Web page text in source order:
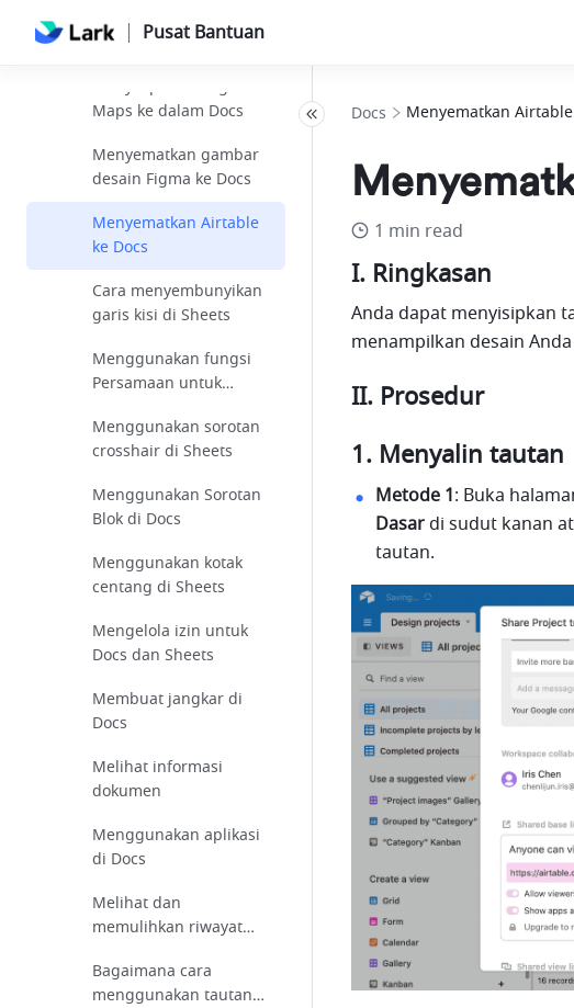
Pusat Bantuan
Menyisipkan video
YouTube ke dalam Docs
Menyisipkan Google
Maps ke dalam Docs
Menyematkan gambar
desain Figma ke Docs
Menyematkan Airtable
ke Docs
Cara menyembunyikan
garis kisi di Sheets
Menggunakan fungsi
Persamaan untuk
dalam Docs
Menggunakan sorotan
crosshair di Sheets
Menggunakan Sorotan
Blok di Docs
Menggunakan kotak
centang di Sheets
Mengelola izin untuk
Docs dan Sheets
Membuat jangkar di
Docs
Melihat informasi
dokumen
Menggunakan aplikasi
di Docs
Melihat dan
memulihkan riwayat
Bagaimana cara
menggunakan tautan
Docs Menyematkan
1 min read
I. Ringkasan
Anda dapat menyisipkan
menampilkan desain
II. Prosedur
Menyalin tautan
Metode 1: Buka
Dasar di sudut kanan
tautan.